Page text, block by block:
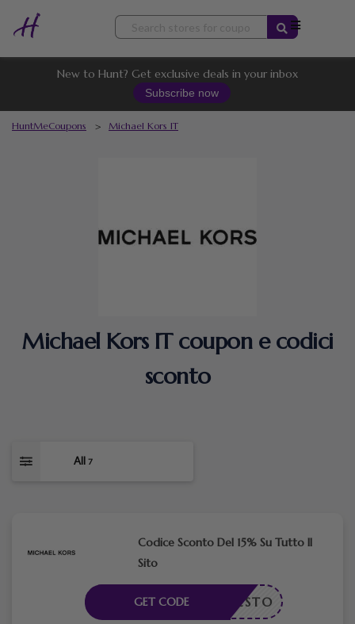
Skip
content
New to Hunt? Get exclusive deals in your inbox
Subscribe now
HuntMeCoupons > Michael Kors IT
Michael Kors IT coupon e codici
sconto
All 7
Codice Sconto Del 15% Su Tutto Il
Sito
ICHIESTO
GET CODE